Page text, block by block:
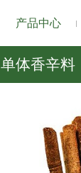
产品中心
单体香辛料